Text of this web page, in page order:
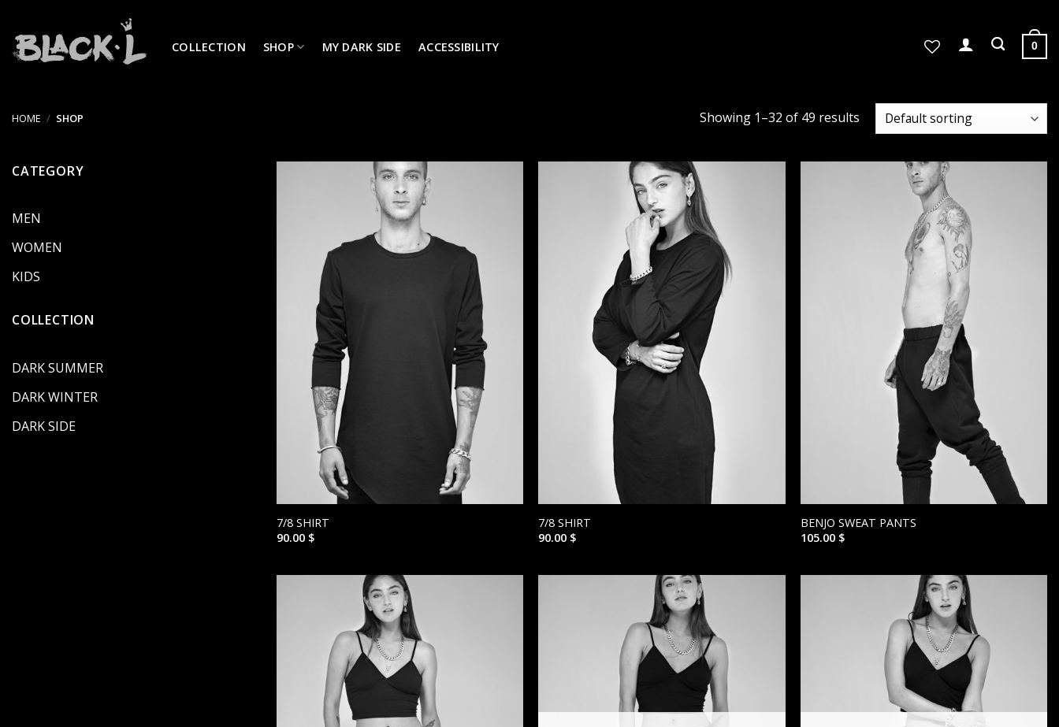
content
COLLECTION SHOP MY DARK SIDE ACCESSIBILITY 0
HOME / SHOP Showing 1–32 of 49 results
CATEGORY
MEN
WOMEN
KIDS
COLLECTION
DARK SUMMER
DARK WINTER
DARK SIDE
7/8 SHIRT
90.00 $
7/8 SHIRT
90.00 $
BENJO SWEAT PANTS
105.00 $